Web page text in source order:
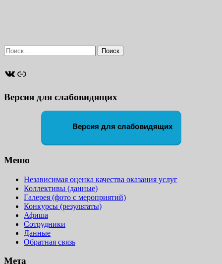
Найти:
ВКонтакте
Ссылка
Версия для слабовидящих
Версия для слабовидящих
Меню
Независимая оценка качества оказания услуг
Коллективы (данные)
Галерея (фото с мероприятий)
Конкурсы (результаты)
Афиша
Сотрудники
Данные
Обратная связь
Мета